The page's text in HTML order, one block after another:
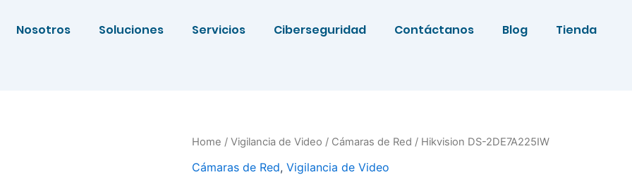
Nosotros Soluciones Servicios Ciberseguridad Contáctanos Blog Tienda
Home / Vigilancia de Video / Cámaras de Red / Hikvision DS-2DE7A225IW
Cámaras de Red, Vigilancia de Video